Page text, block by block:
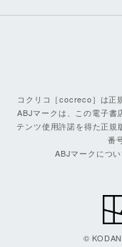
コクリコ［cocreco］は正
ABJマークは、この電子書
テンツ使用許諾を得た正規
番
ABJマークにつ
©